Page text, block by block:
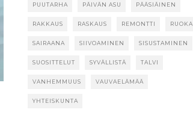
PUUTARHA PÄIVÄN ASU PÄÄSIÄINEN
RAKKAUS RASKAUS REMONTTI RUOKA
SAIRAANA SIIVOAMINEN SISUSTAMINEN
SUOSITTELUT SYVÄLLISTÄ TALVI
VANHEMMUUS VAUVAELÄMÄÄ
YHTEISKUNTA